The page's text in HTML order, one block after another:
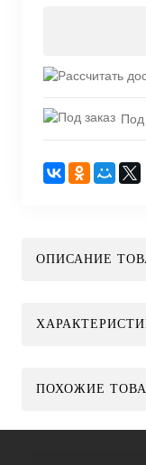
Под
ОПИСАНИЕ
ПОХОЖИЕ